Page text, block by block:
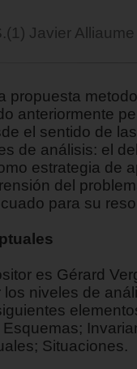
Javier
propuesta
anteriormente
el sentido de las
de análisis: el
estrategia de
del
para su
es Gérard
niveles de
Situaciones.